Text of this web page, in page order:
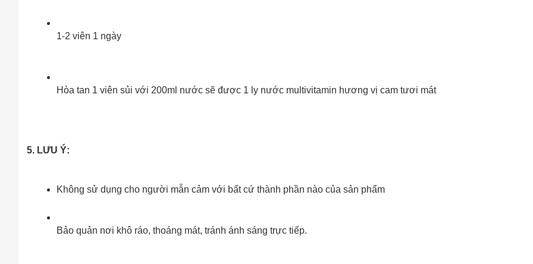
1-2 viên 1 ngày
Hòa tan 1 viên sủi với 200ml nước sẽ được 1 ly nước multivitamin hương vị cam tươi mát
5. LƯU Ý:
Không sử dụng cho người mẫn cảm với bất cứ thành phần nào của sản phẩm
Bảo quản nơi khô ráo, thoáng mát, tránh ánh sáng trực tiếp.